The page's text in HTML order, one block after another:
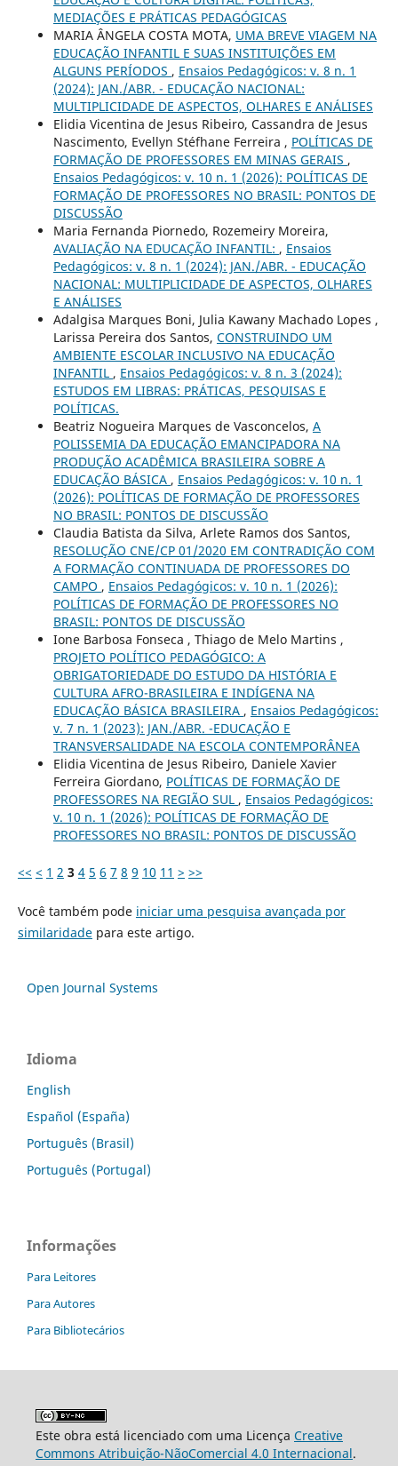
MEDIAÇÕES E PRÁTICAS PEDAGÓGICAS
MARIA ÂNGELA COSTA MOTA, UMA BREVE VIAGEM NA
EDUCAÇÃO INFANTIL E SUAS INSTITUIÇÕES EM
ALGUNS PERÍODOS , Ensaios Pedagógicos: v. 8 n. 1
(2024): JAN./ABR. - EDUCAÇÃO NACIONAL:
MULTIPLICIDADE DE ASPECTOS, OLHARES E ANÁLISES
Elidia Vicentina de Jesus Ribeiro, Cassandra de Jesus
Nascimento, Evellyn Stéfhane Ferreira , POLÍTICAS DE
FORMAÇÃO DE PROFESSORES EM MINAS GERAIS ,
Ensaios Pedagógicos: v. 10 n. 1 (2026): POLÍTICAS DE
FORMAÇÃO DE PROFESSORES NO BRASIL: PONTOS DE
DISCUSSÃO
Maria Fernanda Piornedo, Rozemeiry Moreira,
AVALIAÇÃO NA EDUCAÇÃO INFANTIL: , Ensaios
Pedagógicos: v. 8 n. 1 (2024): JAN./ABR. - EDUCAÇÃO
NACIONAL: MULTIPLICIDADE DE ASPECTOS, OLHARES
E ANÁLISES
Adalgisa Marques Boni, Julia Kawany Machado Lopes ,
Larissa Pereira dos Santos, CONSTRUINDO UM
AMBIENTE ESCOLAR INCLUSIVO NA EDUCAÇÃO
INFANTIL , Ensaios Pedagógicos: v. 8 n. 3 (2024):
ESTUDOS EM LIBRAS: PRÁTICAS, PESQUISAS E
POLÍTICAS.
Beatriz Nogueira Marques de Vasconcelos, A
POLISSEMIA DA EDUCAÇÃO EMANCIPADORA NA
PRODUÇÃO ACADÊMICA BRASILEIRA SOBRE A
EDUCAÇÃO BÁSICA , Ensaios Pedagógicos: v. 10 n. 1
(2026): POLÍTICAS DE FORMAÇÃO DE PROFESSORES
NO BRASIL: PONTOS DE DISCUSSÃO
Claudia Batista da Silva, Arlete Ramos dos Santos,
RESOLUÇÃO CNE/CP 01/2020 EM CONTRADIÇÃO COM
A FORMAÇÃO CONTINUADA DE PROFESSORES DO
CAMPO , Ensaios Pedagógicos: v. 10 n. 1 (2026):
POLÍTICAS DE FORMAÇÃO DE PROFESSORES NO
BRASIL: PONTOS DE DISCUSSÃO
Ione Barbosa Fonseca , Thiago de Melo Martins ,
PROJETO POLÍTICO PEDAGÓGICO: A
OBRIGATORIEDADE DO ESTUDO DA HISTÓRIA E
CULTURA AFRO-BRASILEIRA E INDÍGENA NA
EDUCAÇÃO BÁSICA BRASILEIRA , Ensaios Pedagógicos:
v. 7 n. 1 (2023): JAN./ABR. -EDUCAÇÃO E
TRANSVERSALIDADE NA ESCOLA CONTEMPORÂNEA
Elidia Vicentina de Jesus Ribeiro, Daniele Xavier
Ferreira Giordano, POLÍTICAS DE FORMAÇÃO DE
PROFESSORES NA REGIÃO SUL , Ensaios Pedagógicos:
v. 10 n. 1 (2026): POLÍTICAS DE FORMAÇÃO DE
PROFESSORES NO BRASIL: PONTOS DE DISCUSSÃO
<< < 1 2 3 4 5 6 7 8 9 10 11 > >>
Você também pode iniciar uma pesquisa avançada por
similaridadepara este artigo.
Open Journal Systems
Idioma
English
Español (España)
Português (Brasil)
Português (Portugal)
Informações
Para Leitores
Para Autores
Para Bibliotecários
Este obra está licenciado com uma Licença Creative
Commons Atribuição-NãoComercial 4.0 Internacional.